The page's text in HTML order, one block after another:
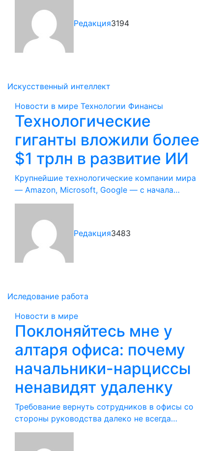
Редакция3194
Искусственный интеллект
Новости в мире Технологии Финансы
Технологические
гиганты вложили более
$1 трлн в развитие ИИ
Крупнейшие технологические компании мира
— Amazon, Microsoft, Google — с начала…
Редакция3483
Иследование работа
Новости в мире
Поклоняйтесь мне у
алтаря офиса: почему
начальники-нарциссы
ненавидят удаленку
Требование вернуть сотрудников в офисы со
стороны руководства далеко не всегда…